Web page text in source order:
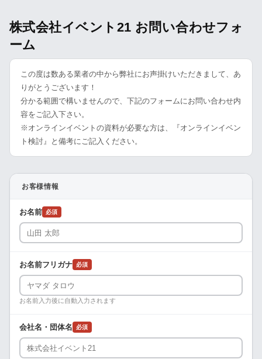
株式会社イベント21 お問い合わせフォ
ーム
この度は数ある業者の中から弊社にお声掛けいただきまして、あ
りがとうございます！
分かる範囲で構いませんので、下記のフォームにお問い合わせ内
容をご記入下さい。
※オンラインイベントの資料が必要な方は、『オンラインイベン
ト検討』と備考にご記入ください。
お客様情報
お名前 必須
お名前フリガナ 必須
お名前入力後に自動入力されます
会社名・団体名 必須